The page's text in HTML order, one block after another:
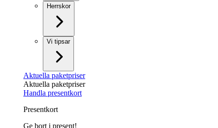
Herrskor
Vi tipsar
Aktuella paketpriser
Aktuella paketpriser
Handla presentkort
Presentkort
Ge bort i present!